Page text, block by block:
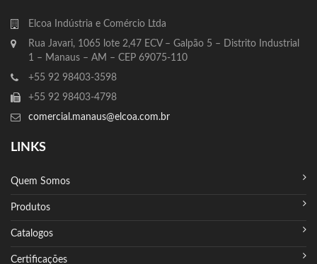
Elcoa Indústria e Comércio Ltda
Rua Javari, 1065 lote 2,47 ECV – Galpão 5 – Distrito Industrial
1 – Manaus – AM – CEP 69075-110
+55 92 98403-3598
+55 92 98403-4798
comercial.manaus@elcoa.com.br
LINKS
Quem Somos
Produtos
Catalogos
Certificações